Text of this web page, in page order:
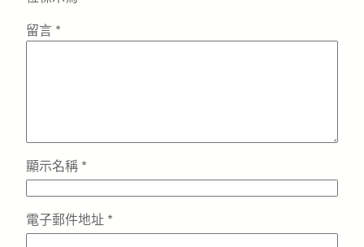
留言 *
顯示名稱 *
電子郵件地址 *